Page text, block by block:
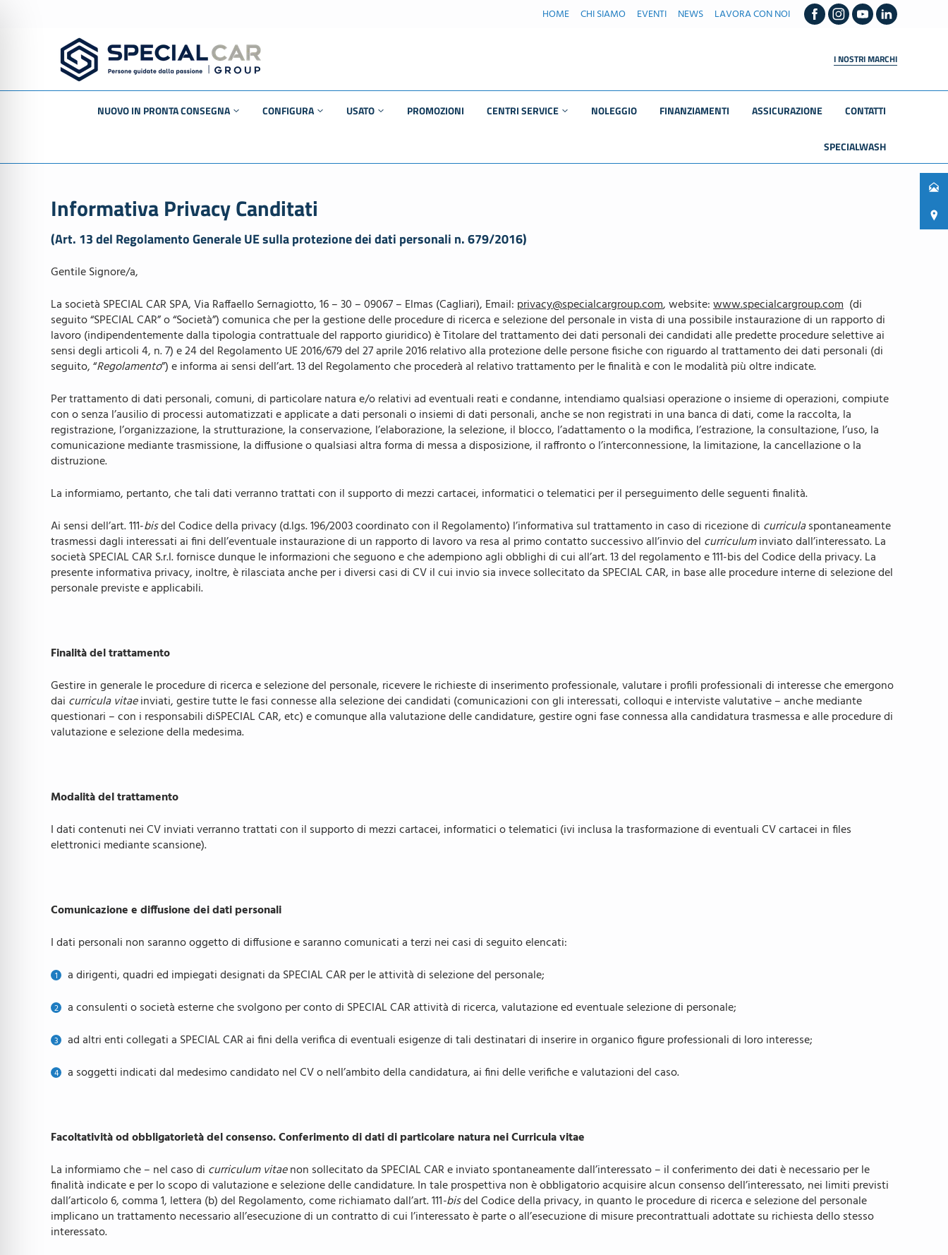
HOME CHI SIAMO EVENTI NEWS LAVORA CON NOI
I NOSTRI MARCHI
NUOVO IN PRONTA CONSEGNA
‣ BMW
‣ MERCEDES
‣ SMART
‣ DR
CONFIGURA
BMW Motorrad
Mercedes-Benz
Maserati
DR
DR PK8
SPORTEQUIPE
USATO
Usato Mercedes-
Usato smart
Valutazione usato
ACQUISTIAMO IL
TUO USATO
PROMOZIONI CENTRI SERVICE
CARROZZERIA
RICAMBI AUTO
CENTRO GOMME
NOLEGGIO FINANZIAMENTI ASSICURAZIONE CONTATTI
SPECIALWASH
Informativa Privacy Canditati
(Art. 13 del Regolamento Generale UE sulla protezione dei dati personali n. 679/2016)
Gentile Signore/a,
La società SPECIAL CAR SPA, Via Raffaello Sernagiotto, 16 – 30 – 09067 – Elmas (Cagliari), Email: privacy@specialcargroup.com, website:www.specialcargroup.com (di
seguito “SPECIAL CAR” o “Società”) comunica che per la gestione delle procedure di ricerca e selezione del personale in vista di una possibile instaurazione di un rapporto di
lavoro (indipendentemente dalla tipologia contrattuale del rapporto giuridico) è Titolare del trattamento dei dati personali dei candidati alle predette procedure selettive ai
sensi degli articoli 4, n. 7) e 24 del Regolamento UE 2016/679 del 27 aprile 2016 relativo alla protezione delle persone fisiche con riguardo al trattamento dei dati personali (di
seguito, “Regolamento”) e informa ai sensi dell’art. 13 del Regolamento che procederà al relativo trattamento per le finalità e con le modalità più oltre indicate.
Per trattamento di dati personali, comuni, di particolare natura e/o relativi ad eventuali reati e condanne, intendiamo qualsiasi operazione o insieme di operazioni, compiute
con o senza l’ausilio di processi automatizzati e applicate a dati personali o insiemi di dati personali, anche se non registrati in una banca di dati, come la raccolta, la
registrazione, l’organizzazione, la strutturazione, la conservazione, l’elaborazione, la selezione, il blocco, l’adattamento o la modifica, l’estrazione, la consultazione, l’uso, la
comunicazione mediante trasmissione, la diffusione o qualsiasi altra forma di messa a disposizione, il raffronto o l’interconnessione, la limitazione, la cancellazione o la
distruzione.
La informiamo, pertanto, che tali dati verranno trattati con il supporto di mezzi cartacei, informatici o telematici per il perseguimento delle seguenti finalità.
Ai sensi dell’art. 111-bisdel Codice della privacy (d.lgs. 196/2003 coordinato con il Regolamento) l’informativa sul trattamento in caso di ricezione di curriculaspontaneamente
trasmessi dagli interessati ai fini dell’eventuale instaurazione di un rapporto di lavoro va resa al primo contatto successivo all’invio del curriculuminviato dall’interessato. La
società SPECIAL CAR S.r.l. fornisce dunque le informazioni che seguono e che adempiono agli obblighi di cui all’art. 13 del regolamento e 111-bis del Codice della privacy. La
presente informativa privacy, inoltre, è rilasciata anche per i diversi casi di CV il cui invio sia invece sollecitato da SPECIAL CAR, in base alle procedure interne di selezione del
personale previste e applicabili.
Finalità del trattamento
Gestire in generale le procedure di ricerca e selezione del personale, ricevere le richieste di inserimento professionale, valutare i profili professionali di interesse che emergono
dai curricula vitaeinviati, gestire tutte le fasi connesse alla selezione dei candidati (comunicazioni con gli interessati, colloqui e interviste valutative – anche mediante
questionari – con i responsabili diSPECIAL CAR, etc) e comunque alla valutazione delle candidature, gestire ogni fase connessa alla candidatura trasmessa e alle procedure di
valutazione e selezione della medesima.
Modalità del trattamento
I dati contenuti nei CV inviati verranno trattati con il supporto di mezzi cartacei, informatici o telematici (ivi inclusa la trasformazione di eventuali CV cartacei in files
elettronici mediante scansione).
Comunicazione e diffusione dei dati personali
I dati personali non saranno oggetto di diffusione e saranno comunicati a terzi nei casi di seguito elencati:
a dirigenti, quadri ed impiegati designati da SPECIAL CAR per le attività di selezione del personale;
a consulenti o società esterne che svolgono per conto di SPECIAL CAR attività di ricerca, valutazione ed eventuale selezione di personale;
ad altri enti collegati a SPECIAL CAR ai fini della verifica di eventuali esigenze di tali destinatari di inserire in organico figure professionali di loro interesse;
a soggetti indicati dal medesimo candidato nel CV o nell’ambito della candidatura, ai fini delle verifiche e valutazioni del caso.
Facoltatività od obbligatorietà del consenso. Conferimento di dati di particolare natura nei Curricula vitae
La informiamo che – nel caso di curriculum vitaenon sollecitato da SPECIAL CAR e inviato spontaneamente dall’interessato – il conferimento dei dati è necessario per le
finalità indicate e per lo scopo di valutazione e selezione delle candidature. In tale prospettiva non è obbligatorio acquisire alcun consenso dell’interessato, nei limiti previsti
dall’articolo 6, comma 1, lettera (b) del Regolamento, come richiamato dall’art. 111-bisdel Codice della privacy, in quanto le procedure di ricerca e selezione del personale
implicano un trattamento necessario all’esecuzione di un contratto di cui l’interessato è parte o all’esecuzione di misure precontrattuali adottate su richiesta dello stesso
interessato.